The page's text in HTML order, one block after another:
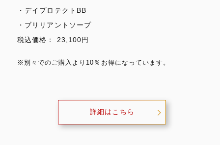
・デイプロテクトBB
・ブリリアントソープ
税込価格： 23,100円
※別々でのご購入より10％お得になっています。
詳細はこちら